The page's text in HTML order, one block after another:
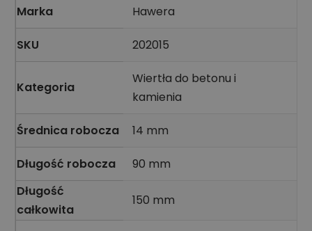
Marka Hawera
SKU 202015
Kategoria
Wiertła do betonu i
kamienia
Średnica robocza 14 mm
Długość robocza
90 mm
Długość
całkowita
150 mm